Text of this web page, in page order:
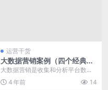
运营干货
大数据营销案例（四个经典的
大数据营销案例）
大数据营销是收集和分析平台数据
以获得相关用户的某些特征，然后
以一定程度的针对性，...
4 年前 14